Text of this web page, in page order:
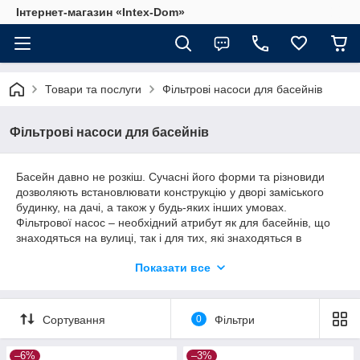
Інтернет-магазин «Intex-Dom»
Товари та послуги Фільтрові насоси для басейнів
Фільтрові насоси для басейнів
Басейн давно не розкіш. Сучасні його форми та різновиди
дозволяють встановлювати конструкцію у дворі заміського
будинку, на дачі, а також у будь-яких інших умовах.
Фільтрової насос – необхідний атрибут як для басейнів, що
знаходяться на вулиці, так і для тих, які знаходяться в
В інтернет-магазині Intex-Dom.com.ua ви можете замовити
Пісочний і картріджний фільтрові
Показати все
Сортування 0 Фільтри
–6% –3%